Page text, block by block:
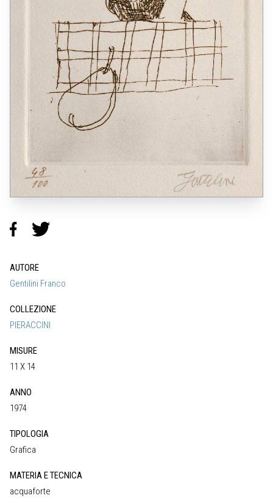
AUTORE
Gentilini Franco
COLLEZIONE
PIERACCINI
MISURE
11 X 14
ANNO
1974
TIPOLOGIA
Grafica
MATERIA E TECNICA
acquaforte